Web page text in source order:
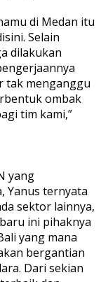
di Medan itu
Selain
dilakukan
tak menganggu
ombak
tim kami,”
yang
Yanus ternyata
sektor lainnya,
ini pihaknya
yang mana
bergantian
Dari sekian